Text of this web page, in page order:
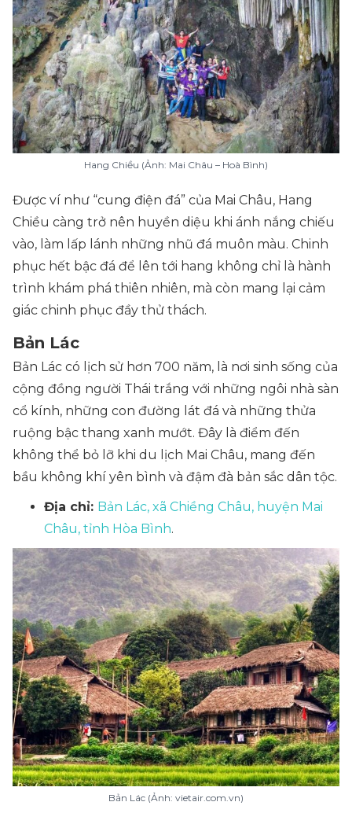
Hang Chiều (Ảnh: Mai Châu – Hoà Bình)
Được ví như “cung điện đá” của Mai Châu, Hang
Chiều càng trở nên huyền diệu khi ánh nắng chiếu
vào, làm lấp lánh những nhũ đá muôn màu. Chinh
phục hết bậc đá để lên tới hang không chỉ là hành
trình khám phá thiên nhiên, mà còn mang lại cảm
giác chinh phục đầy thử thách.
Bản Lác
Bản Lác có lịch sử hơn 700 năm, là nơi sinh sống của
cộng đồng người Thái trắng với những ngôi nhà sàn
cổ kính, những con đường lát đá và những thửa
ruộng bậc thang xanh mướt. Đây là điểm đến
không thể bỏ lỡ khi du lịch Mai Châu, mang đến
bầu không khí yên bình và đậm đà bản sắc dân tộc.
Địa chỉ: Bản Lác, xã Chiềng Châu, huyện Mai
Châu, tỉnh Hòa Bình.
Bản Lác (Ảnh: vietair.com.vn)